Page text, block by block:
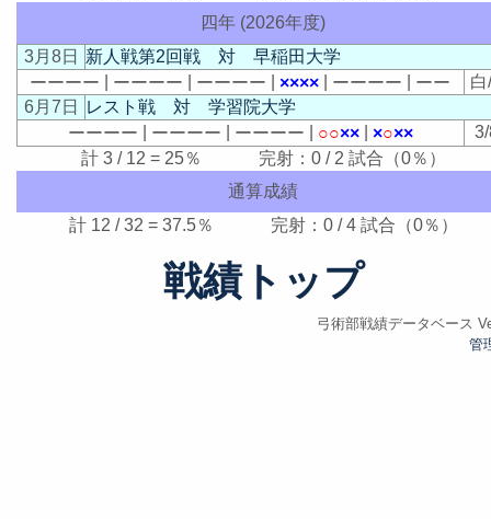
四年 (2026年度)
3月8日
新人戦第2回戦 対 早稲田大学
ーーーー ーーーー ーーーー |×××× ーーーー ーー
6月7日
レスト戦 対 学習院大学
ーーーー ーーーー ーーーー ○○××| ×○××
計 3 / 12 = 25％ 完射：0 / 2 試合（0％）
通算成績
計 12 / 32 = 37.5％ 完射：0 / 4 試合（0％）
戦績トップ
弓術部戦績データベース
管